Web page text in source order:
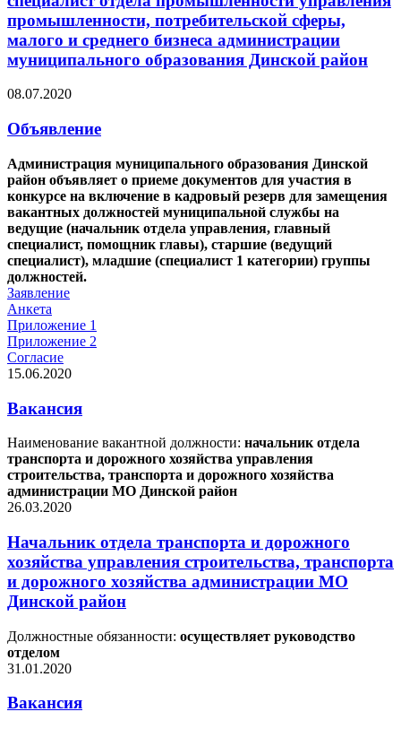
промышленности, потребительской сферы,
малого и среднего бизнеса администрации
муниципального образования Динской район
08.07.2020
Объявление
Администрация муниципального образования Динской
район объявляет о приеме документов для участия в
конкурсе на включение в кадровый резерв для замещения
вакантных должностей муниципальной службы на
ведущие (начальник отдела управления, главный
специалист, помощник главы), старшие (ведущий
специалист), младшие (специалист 1 категории) группы
должностей.
Заявление
Анкета
Приложение 1
Приложение 2
Согласие
15.06.2020
Вакансия
Наименование вакантной должности: начальник отдела
транспорта и дорожного хозяйства управления
строительства, транспорта и дорожного хозяйства
администрации МО Динской район
26.03.2020
Начальник отдела транспорта и дорожного
хозяйства управления строительства, транспорта
и дорожного хозяйства администрации МО
Динской район
Должностные обязанности: осуществляет руководство
отделом
31.01.2020
Вакансия